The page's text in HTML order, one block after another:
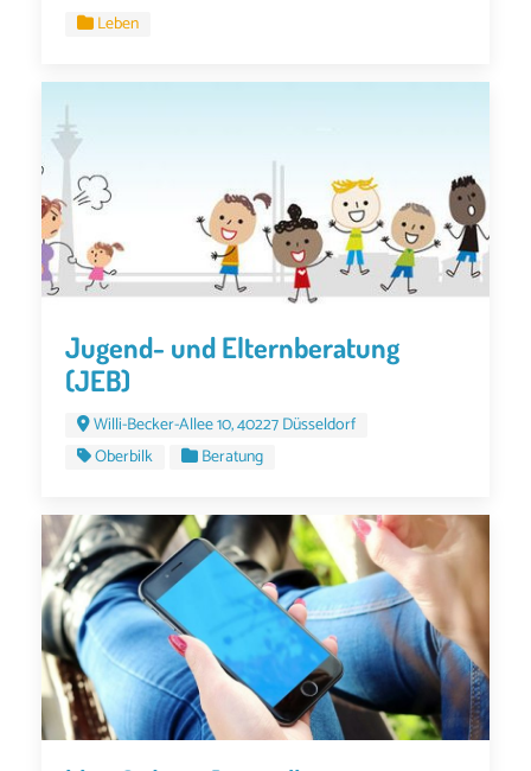
Leben
Jugend- und Elternberatung
(JEB)
Willi-Becker-Allee 10, 40227 Düsseldorf
Oberbilk
Beratung